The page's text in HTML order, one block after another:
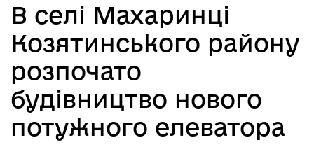
В селі Махаринці
Козятинського району
розпочато
будівництво нового
потужного елеватора